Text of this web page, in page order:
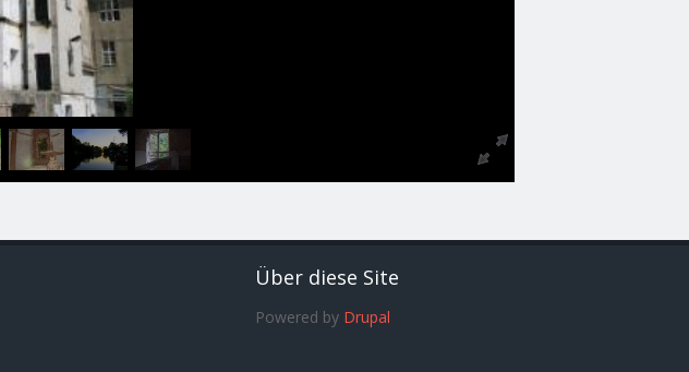
Über diese Site
Powered by Drupal